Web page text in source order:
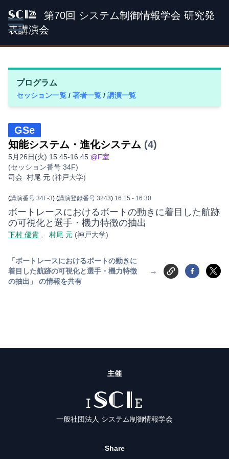
SCI '26
第70回 システム制御情報学会 研究発
表講演会
プログラム
セッション一覧 / 著者一覧 / 講演一覧
GSe
知能システム・進化システム (4)
5月26日(火) 15:45-16:45 @F室
(セッション番号 34F)
司会 村尾 元 (神戸大学)
(講演番号 34F-3) (講演登録番号 3243) 16:15 - 16:30
ボートレースにおけるボートの動きに着目した航跡
の可視化と選手・機力特徴の抽出
下村 優貴 村尾 元 (神戸大学)
「ボートレースにおけるボートの動きに
着目した航跡の可視化と選手・機力特徴
の抽出」 の情報を共有
→
主催
ISCIE
一般社団法人 システム制御情報学会
Share